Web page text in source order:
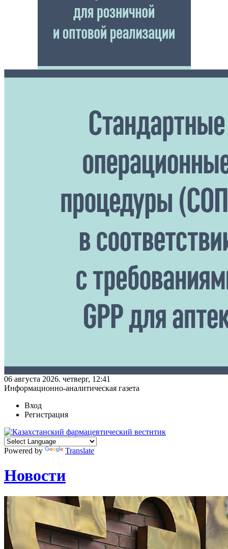
06 августа 2026. четверг, 12:41
Информационно-аналитическая газета
Вход
Регистрация
Powered by Translate
Новости